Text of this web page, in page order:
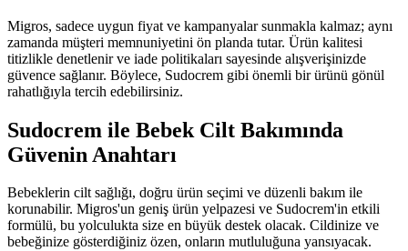
Migros, sadece uygun fiyat ve kampanyalar sunmakla kalmaz; aynı
zamanda müşteri memnuniyetini ön planda tutar. Ürün kalitesi
titizlikle denetlenir ve iade politikaları sayesinde alışverişinizde
güvence sağlanır. Böylece, Sudocrem gibi önemli bir ürünü gönül
rahatlığıyla tercih edebilirsiniz.
Sudocrem ile Bebek Cilt Bakımında
Güvenin Anahtarı
Bebeklerin cilt sağlığı, doğru ürün seçimi ve düzenli bakım ile
korunabilir. Migros'un geniş ürün yelpazesi ve Sudocrem'in etkili
formülü, bu yolculukta size en büyük destek olacak. Cildinize ve
bebeğinize gösterdiğiniz özen, onların mutluluğuna yansıyacak.